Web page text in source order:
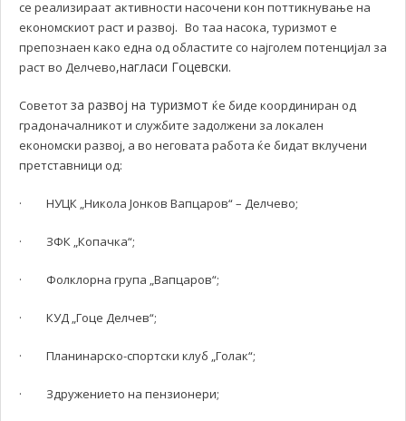
се реализираат активности насочени кон поттикнување на
економскиот раст и развој. Во таа насока, туризмот е
препознаен како една од областите со најголем потенцијал за
раст во Делчево,нагласи Гоцевски.
Советотза развој на туризмот ќе биде координиран од
градоначалникот и службите задолжени за локален
економски развој, а во неговата работа ќе бидат вклучени
претставници од:
· НУЦК „Никола Јонков Вапцаров“ – Делчево;
· ЗФК „Копачка“;
· Фолклорна група „Вапцаров“;
· КУД „Гоце Делчев“;
· Планинарско-спортски клуб „Голак“;
· Здружението на пензионери;